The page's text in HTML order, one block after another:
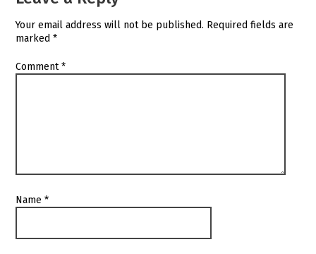
Your email address will not be published. Required fields are
marked*
Comment*
Name*